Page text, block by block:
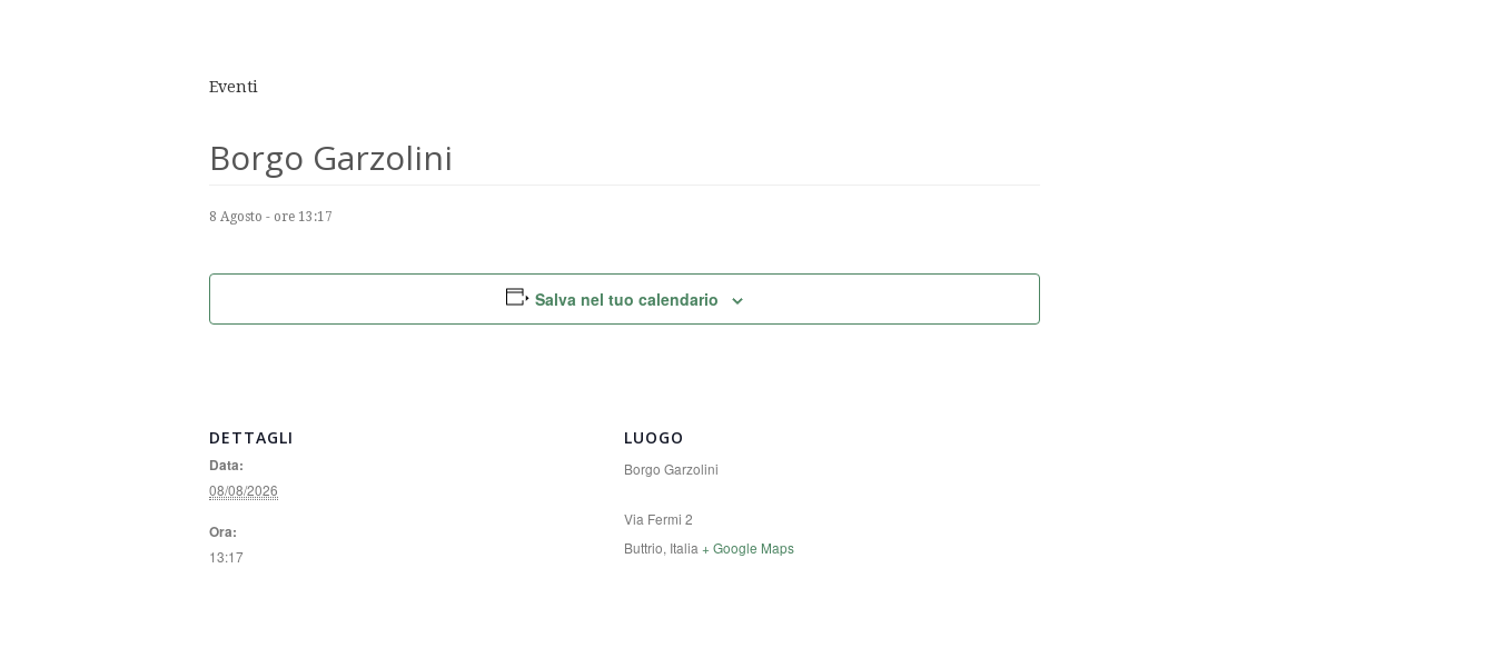
Eventi
Borgo Garzolini
8 Agosto - ore 13:17
Salva nel tuo calendario
DETTAGLI
Data:
08/08/2026
Ora:
13:17
LUOGO
Borgo Garzolini
Via Fermi 2
Buttrio, Italia + Google Maps